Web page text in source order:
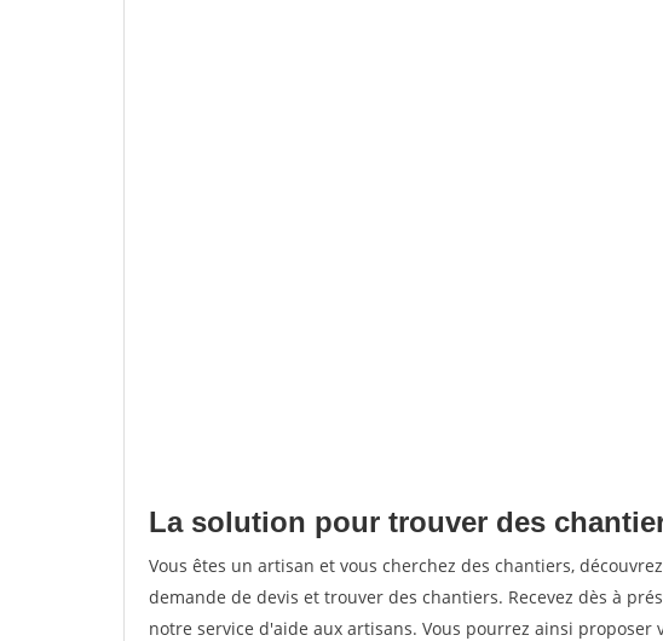
La solution pour trouver des
Vous êtes un artisan et vous cherchez des chantiers,
demande de devis et trouver des chantiers. Recevez dès à
notre service d'aide aux artisans. Vous pourrez ainsi proposer